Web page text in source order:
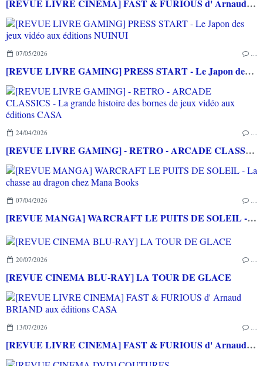
[REVUE LIVRE CINEMA] FAST & FURIOUS d' Arnaud BRIAND aux éditions CASA
07/05/2026 …
[REVUE LIVRE GAMING] PRESS START - Le Japon des jeux vidéo aux éditions NUINUI
24/04/2026 …
[REVUE LIVRE GAMING] - RETRO - ARCADE CLASSICS - La grande histoire des bornes de jeux vidéo aux éditions CASA
07/04/2026 …
[REVUE MANGA] WARCRAFT LE PUITS DE SOLEIL - La chasse au dragon chez Mana Books
20/07/2026 …
[REVUE CINEMA BLU-RAY] LA TOUR DE GLACE
13/07/2026 …
[REVUE LIVRE CINEMA] FAST & FURIOUS d' Arnaud BRIAND aux éditions CASA